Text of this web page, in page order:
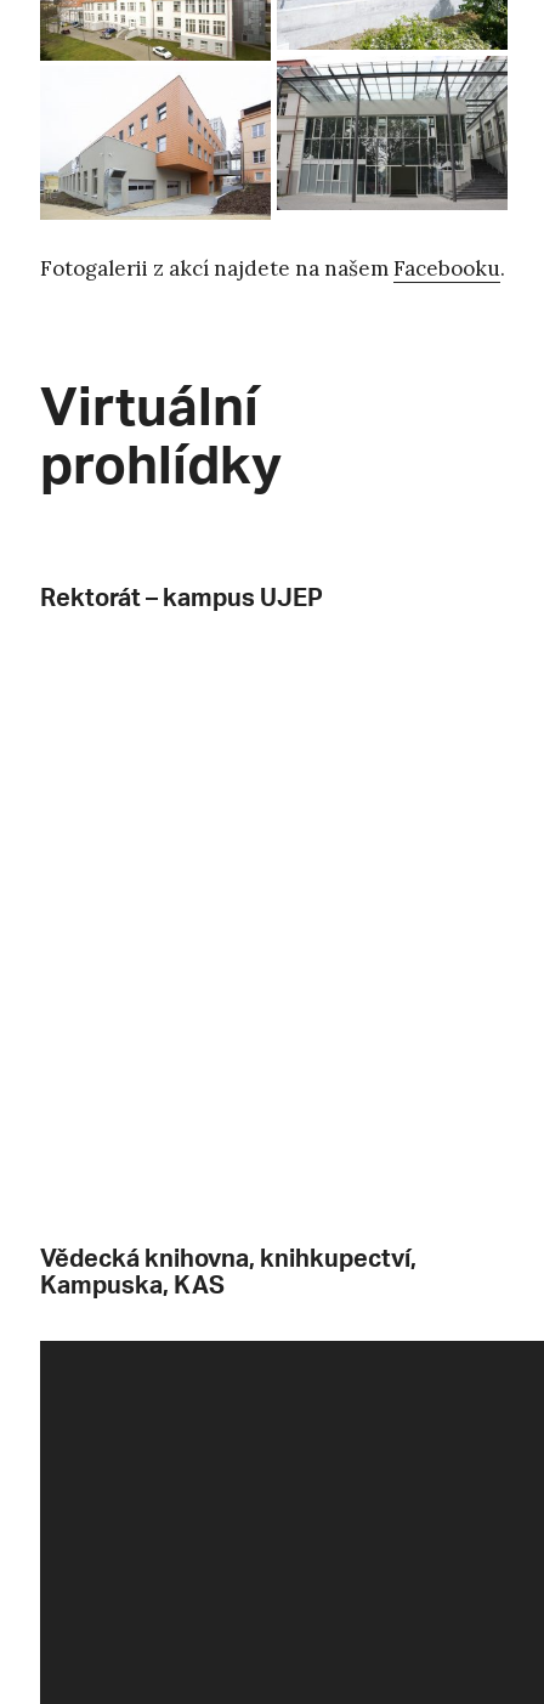
Fotogalerii z akcí najdete na našemFacebooku.
Virtuální
prohlídky
Rektorát – kampus UJEP
Vědecká knihovna, knihkupectví,
Kampuska, KAS